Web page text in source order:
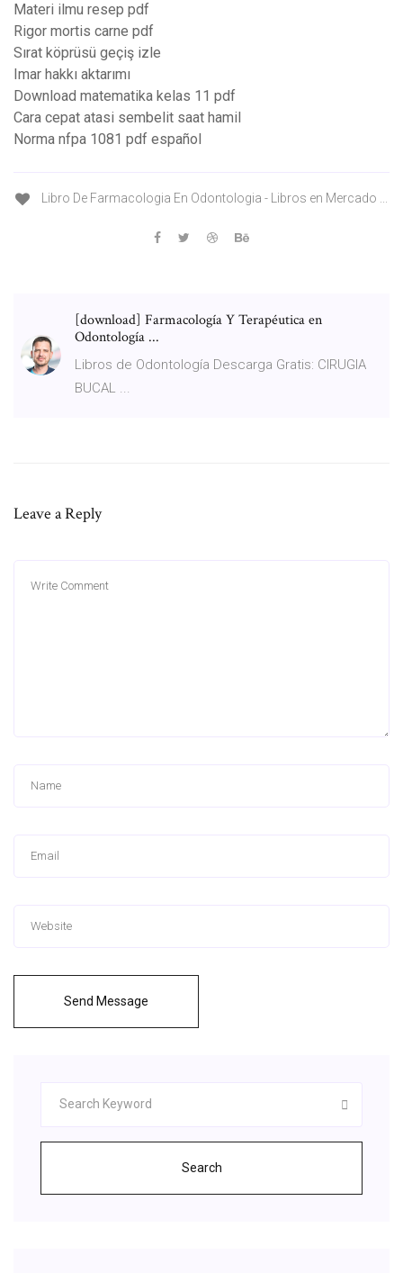
Materi ilmu resep pdf
Rigor mortis carne pdf
Sırat köprüsü geçiş izle
Imar hakkı aktarımı
Download matematika kelas 11 pdf
Cara cepat atasi sembelit saat hamil
Norma nfpa 1081 pdf español
Libro De Farmacologia En Odontologia - Libros en Mercado ...
[download] Farmacología Y Terapéutica en
Odontología ...
Libros de Odontología Descarga Gratis: CIRUGIA
BUCAL ...
Leave a Reply
Send Message
Search